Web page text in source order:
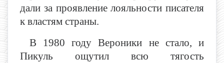
дали за проявление лояльности писателя
к властям страны.
В 1980 году Вероники не стало, и
Пикуль ощутил всю тягость